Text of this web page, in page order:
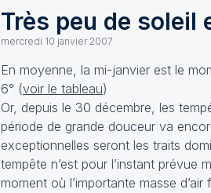
Très peu de soleil
mercredi 10 janvier 2007
En moyenne, la mi-janvier est le
6° (voir le tableau)
Or, depuis le 30 décembre, les
période de grande douceur va
exceptionnelles seront les traits
tempête n’est pour l’instant prévue
moment où l’importante masse